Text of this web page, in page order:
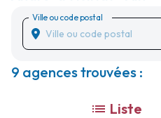
Ville ou code postal
9 agences trouvées :
Liste